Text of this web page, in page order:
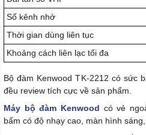
Số kênh nhớ
Thời gian dùng liên tục
Khoảng cách liên lạc tối đa
Bộ đàm Kenwood TK-2212 có sức
đều review tích cực về sản phẩm.
Máy bộ đàm Kenwood có vẻ
bấm có độ nhạy cao, màn hình sáng,